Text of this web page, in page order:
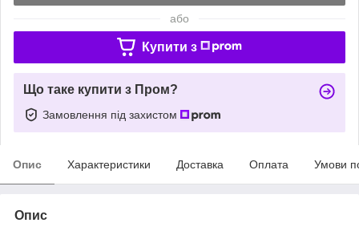
або
Купити з
Що таке купити з Пром?
Замовлення під захистом
Опис Характеристики Доставка Оплата Умови
Опис